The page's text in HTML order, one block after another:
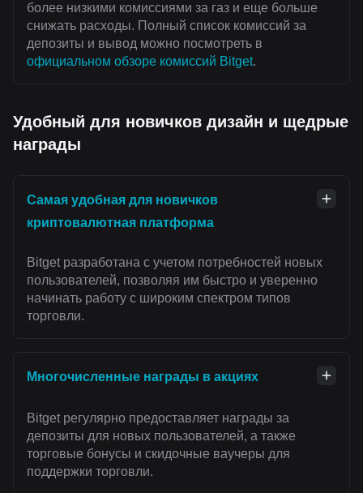
более низкими комиссиями за газ и еще больше
снижать расходы. Полный список комиссий за
депозиты и вывод можно посмотреть в
официальном обзоре комиссий Bitget.
Удобный для новичков дизайн и щедрые
награды
Самая удобная для новичков
криптовалютная платформа
Bitget разработана с учетом потребностей новых
пользователей, позволяя им быстро и уверенно
начинать работу с широким спектром типов
торговли.
Многочисленные награды в акциях
Bitget регулярно предоставляет награды за
депозиты для новых пользователей, а также
торговые бонусы и скидочные ваучеры для
поддержки торговли.